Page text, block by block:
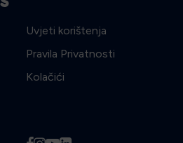
Uvjeti korištenja
Pravila Privatnosti
Kolačići